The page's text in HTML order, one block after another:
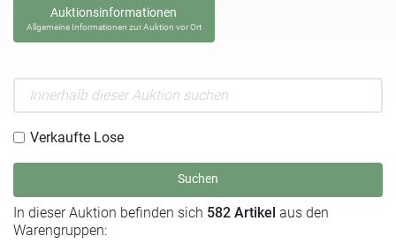
Auktionsinformationen
Allgemeine Informationen zur Auktion vor Ort
Verkaufte Lose
Suchen
In dieser Auktion befinden sich 582 Artikel aus den
Warengruppen: